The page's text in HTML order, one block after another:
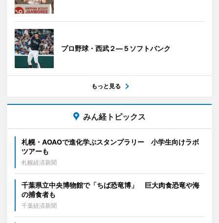
プロ野球・西武２―５ソフトバンク
もっと見る
みん経トピックス
札幌・AOAOで進化学ぶスタンプラリー 小学生向けラボ
ツアーも
札幌経済新聞
千葉県立中央博物館で「ちば恐竜博」 巨大肉食恐竜や海
の捕食者も
千葉経済新聞